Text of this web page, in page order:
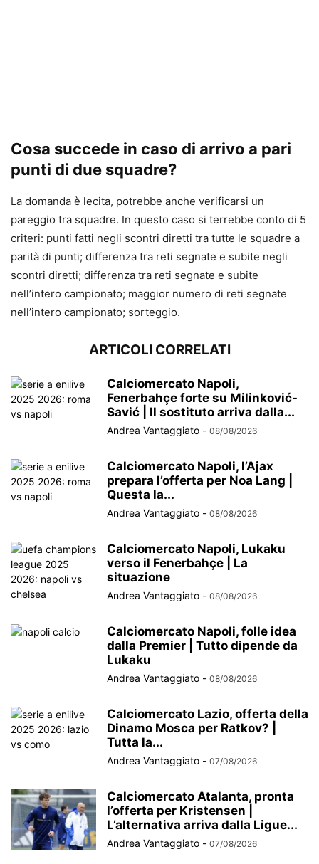
Cosa succede in caso di arrivo a pari
punti di due squadre?
La domanda è lecita, potrebbe anche verificarsi un
pareggio tra squadre. In questo caso si terrebbe conto di 5
criteri: punti fatti negli scontri diretti tra tutte le squadre a
parità di punti; differenza tra reti segnate e subite negli
scontri diretti; differenza tra reti segnate e subite
nell’intero campionato; maggior numero di reti segnate
nell’intero campionato; sorteggio.
ARTICOLI CORRELATI
Calciomercato Napoli,
Fenerbahçe forte su Milinković-
Savić | Il sostituto arriva dalla...
Andrea Vantaggiato - 08/08/2026
Calciomercato Napoli, l’Ajax
prepara l’offerta per Noa Lang |
Questa la...
Andrea Vantaggiato - 08/08/2026
Calciomercato Napoli, Lukaku
verso il Fenerbahçe | La
situazione
Andrea Vantaggiato - 08/08/2026
Calciomercato Napoli, folle idea
dalla Premier | Tutto dipende da
Lukaku
Andrea Vantaggiato - 08/08/2026
Calciomercato Lazio, offerta della
Dinamo Mosca per Ratkov? |
Tutta la...
Andrea Vantaggiato - 07/08/2026
Calciomercato Atalanta, pronta
l’offerta per Kristensen |
L’alternativa arriva dalla Ligue...
Andrea Vantaggiato - 07/08/2026